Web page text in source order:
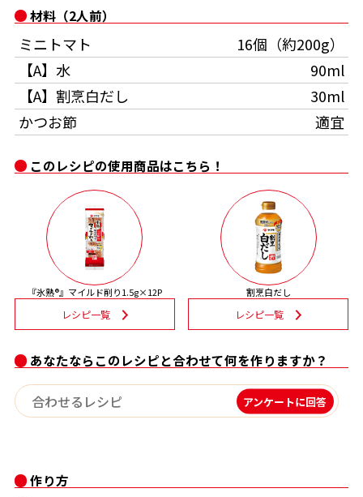
旨さ、別格。だし屋の鍋 韓福善シリーズ
サッと鍋® 楽チン鍋®
楽チン屋® ストレートつゆ
おいしいレシピを商品から探す
かつお節レシピ
割烹白だしレシピ
レシピ特設サイト
割烹白だしレシピ特集
だし巻き卵特集
かつおだしが決め手！簡単茶碗蒸し
かつお節・だしを楽しむ
だしコミュ
採用情報
- ジョブリターン制
Global
このレシピの使用商品はこちら！
『氷熟®』マイルド削り1.5g×12P
レシピ一覧
割烹白だし
レシピ一覧
あなたならこのレシピと合わせて何を作りますか？
アンケートに回答
作り方
材料（2人前）
ミニトマト
16個（約200g）
【A】水
90ml
【A】割烹白だし
30ml
かつお節
適宜